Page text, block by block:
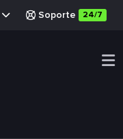
Soporte 24/7